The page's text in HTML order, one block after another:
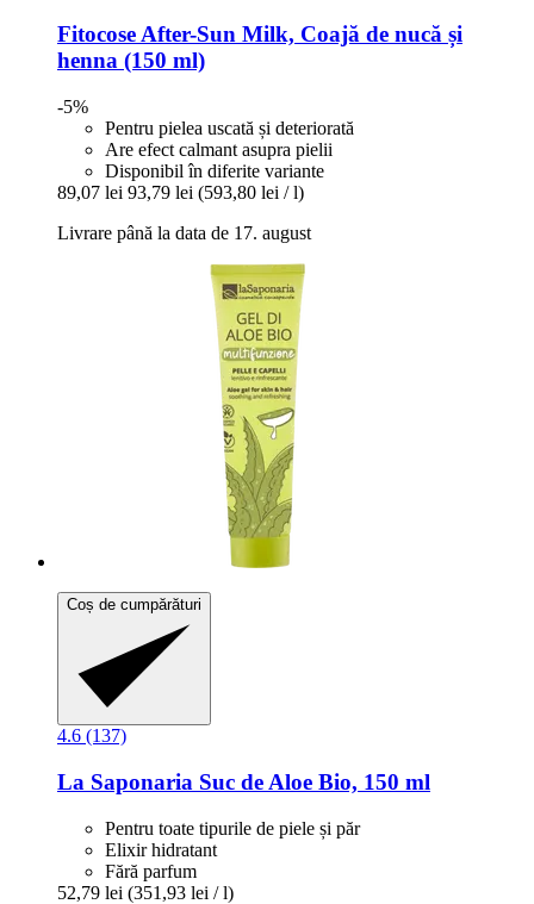
Fitocose After-​Sun Milk, Coajă de nucă și
henna (150 ml)
-5%
Pentru pielea uscată și deteriorată
Are efect calmant asupra pielii
Disponibil în diferite variante
89,07 lei 93,79 lei (593,80 lei / l)
Livrare până la data de 17. august
Coș de cumpărături
4.6 (137)
La Saponaria Suc de Aloe Bio, 150 ml
Pentru toate tipurile de piele și păr
Elixir hidratant
Fără parfum
52,79 lei (351,93 lei / l)